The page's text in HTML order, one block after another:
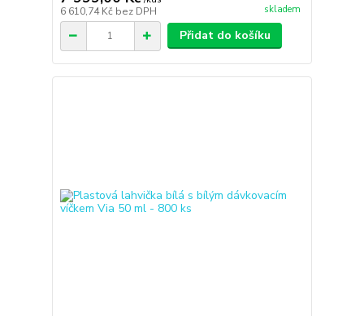
6 610,74 Kč bez DPH skladem
Přidat do košíku